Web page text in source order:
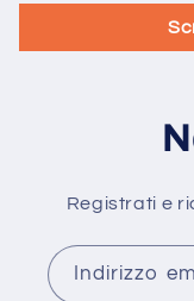
Registrati e
Indirizzo